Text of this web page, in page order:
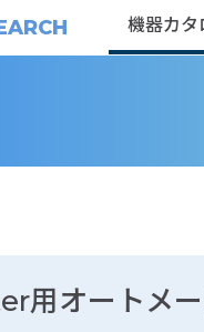
機器カタ
用オートメ